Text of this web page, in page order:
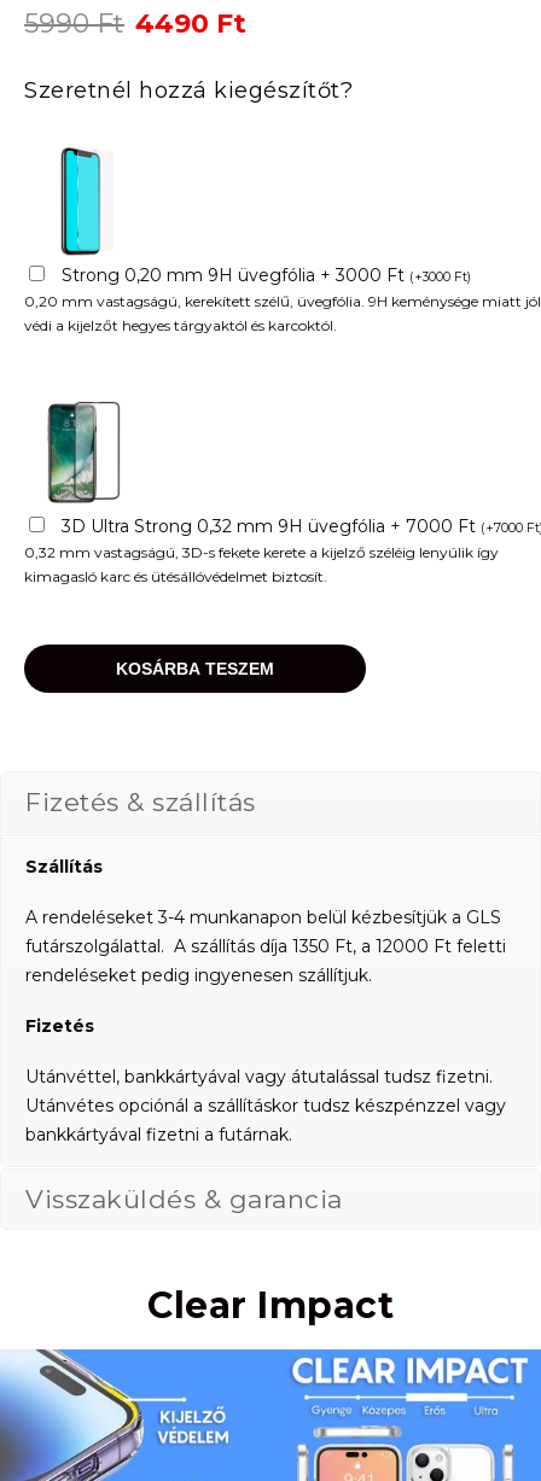
5990Ft Original
was:
5990 Ft.
4490 Ft
is:
4490 Ft.
Szeretnél hozzá kiegészítőt?
Strong 0,20 mm 9H üvegfólia + 3000 Ft (+3000 Ft)
0,20 mm vastagságú, kerekített szélű, üvegfólia. 9H keménysége miatt jól
védi a kijelzőt hegyes tárgyaktól és karcoktól.
3D Ultra Strong 0,32 mm 9H üvegfólia + 7000 Ft (+7000 Ft
0,32 mm vastagságú, 3D-s fekete kerete a kijelző széléig lenyúlik így
kimagasló karc és ütésállóvédelmet biztosít.
KOSÁRBA TESZEM
Fizetés & szállítás
Szállítás
A rendeléseket 3-4 munkanapon belül kézbesítjük a GLS
futárszolgálattal. A szállítás díja 1350 Ft, a 12000 Ft feletti
rendeléseket pedig ingyenesen szállítjuk.
Fizetés
Utánvéttel, bankkártyával vagy átutalással tudsz fizetni.
Utánvétes opciónál a szállításkor tudsz készpénzzel vagy
bankkártyával fizetni a futárnak.
Visszaküldés & garancia
Clear Impact